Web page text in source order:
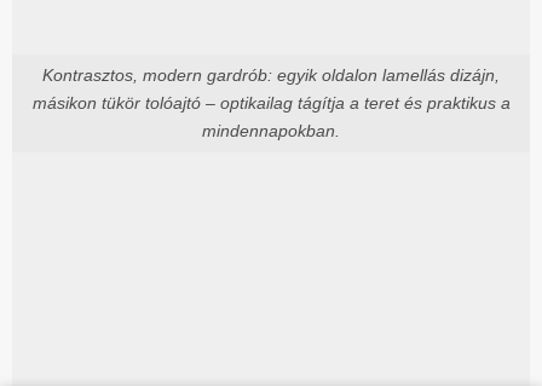
Kontrasztos, modern gardrób: egyik oldalon lamellás dizájn,
másikon tükör tolóajtó – optikailag tágítja a teret és praktikus a
mindennapokban.